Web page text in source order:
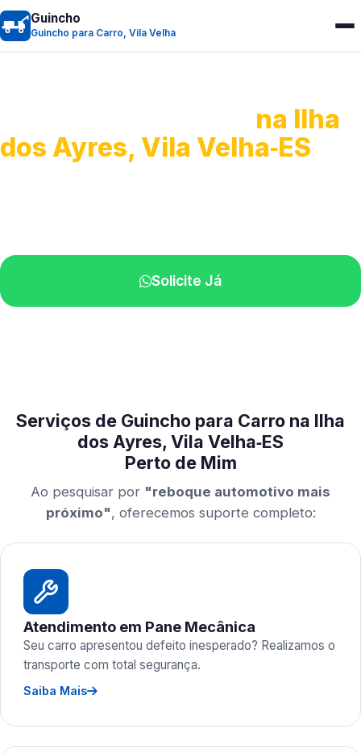
Guincho
Guincho para Carro, Vila Velha
na Ilha
dos Ayres, Vila Velha‑ES
Solicite Já
Serviços de Guincho para Carro na Ilha
dos Ayres, Vila Velha‑ES
Perto de Mim
Ao pesquisar por "reboque automotivo mais
próximo", oferecemos suporte completo:
Atendimento em Pane Mecânica
Seu carro apresentou defeito inesperado? Realizamos o
transporte com total segurança.
Saiba Mais